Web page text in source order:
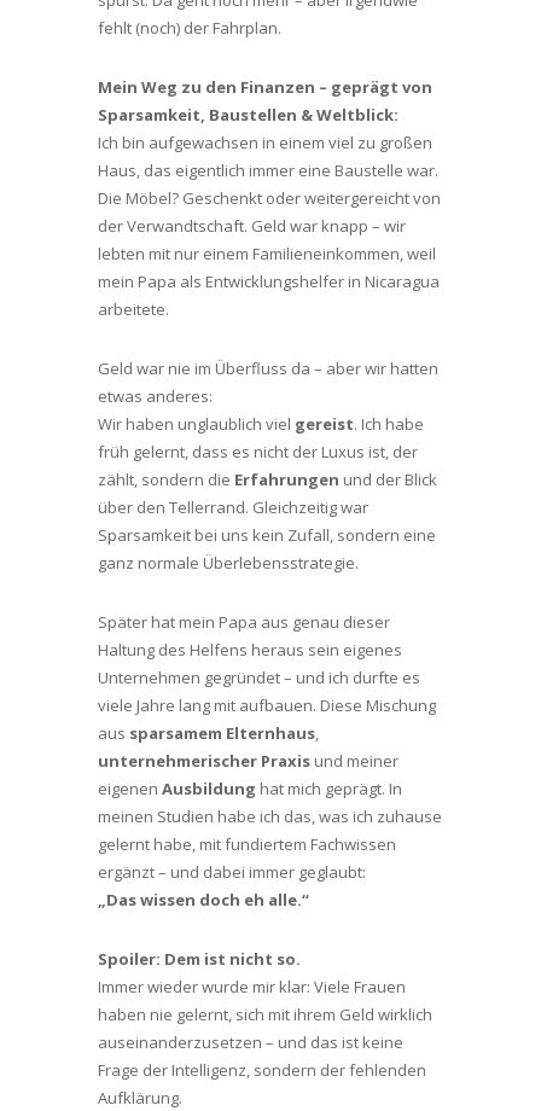
fehlt (noch) der Fahrplan.
Mein Weg zu den Finanzen – geprägt von
Sparsamkeit, Baustellen & Weltblick:
Ich bin aufgewachsen in einem viel zu großen
Haus, das eigentlich immer eine Baustelle war.
Die Möbel? Geschenkt oder weitergereicht von
der Verwandtschaft. Geld war knapp – wir
lebten mit nur einem Familieneinkommen, weil
mein Papa als Entwicklungshelfer in Nicaragua
arbeitete.
Geld war nie im Überfluss da – aber wir hatten
etwas anderes:
Wir haben unglaublich viel gereist. Ich habe
früh gelernt, dass es nicht der Luxus ist, der
zählt, sondern die Erfahrungen und der Blick
über den Tellerrand. Gleichzeitig war
Sparsamkeit bei uns kein Zufall, sondern eine
ganz normale Überlebensstrategie.
Später hat mein Papa aus genau dieser
Haltung des Helfens heraus sein eigenes
Unternehmen gegründet – und ich durfte es
viele Jahre lang mit aufbauen. Diese Mischung
aus sparsamem Elternhaus,
unternehmerischer Praxisund meiner
eigenen Ausbildung hat mich geprägt. In
meinen Studien habe ich das, was ich zuhause
gelernt habe, mit fundiertem Fachwissen
ergänzt – und dabei immer geglaubt:
„Das wissen doch eh alle.“
Spoiler: Dem ist nicht so.
Immer wieder wurde mir klar: Viele Frauen
haben nie gelernt, sich mit ihrem Geld wirklich
auseinanderzusetzen – und das ist keine
Frage der Intelligenz, sondern der fehlenden
Aufklärung.